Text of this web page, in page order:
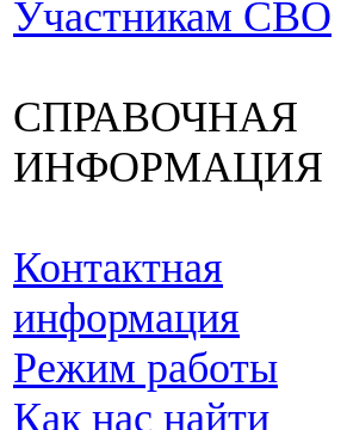
Участникам СВО
СПРАВОЧНАЯ
ИНФОРМАЦИЯ
Контактная
информация
Режим работы
Как нас найти